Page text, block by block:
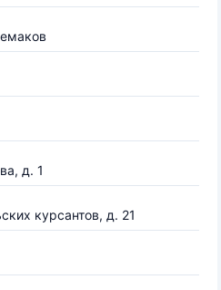
д. 1
курсантов, д. 21